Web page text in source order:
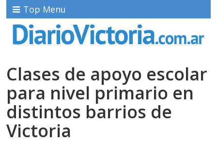
Top Menu
Clases de apoyo escolar
para nivel primario en
distintos barrios de
Victoria